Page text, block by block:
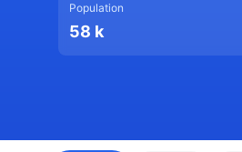
Population
58 k